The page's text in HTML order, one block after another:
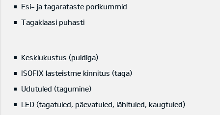
Esi- ja tagarataste porikummid
Tagaklaasi puhasti
Kesklukustus (puldiga)
ISOFIX lasteistme kinnitus (taga)
Udutuled (tagumine)
LED (tagatuled, päevatuled, lähituled, kaugtuled)